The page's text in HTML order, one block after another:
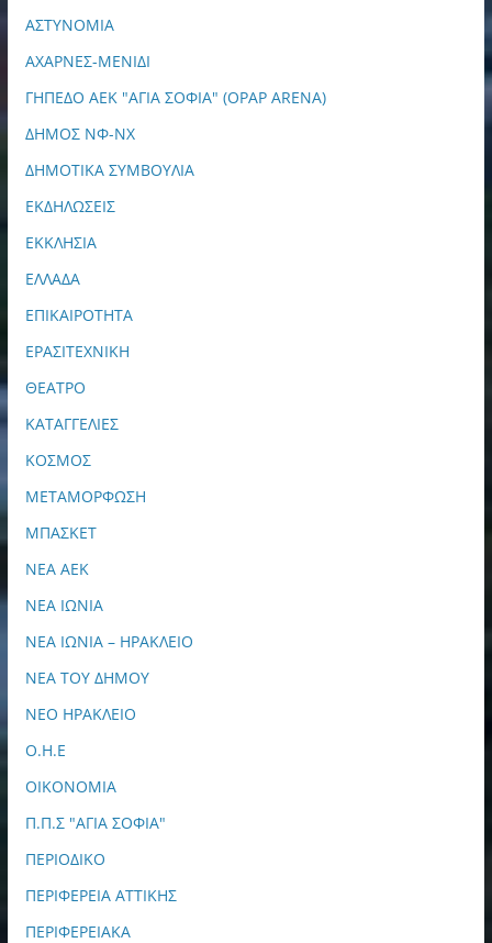
ΑΣΤΥΝΟΜΙΑ
ΑΧΑΡΝΕΣ-ΜΕΝΙΔΙ
ΓΗΠΕΔΟ ΑΕΚ "ΑΓΙΑ ΣΟΦΙΑ" (OPAP ARENA)
ΔΗΜΟΣ ΝΦ-ΝΧ
ΔΗΜΟΤΙΚΑ ΣΥΜΒΟΥΛΙΑ
ΕΚΔΗΛΩΣΕΙΣ
ΕΚΚΛΗΣΙΑ
ΕΛΛΑΔΑ
ΕΠΙΚΑΙΡΟΤΗΤΑ
ΕΡΑΣΙΤΕΧΝΙΚΗ
ΘΕΑΤΡΟ
ΚΑΤΑΓΓΕΛΙΕΣ
ΚΟΣΜΟΣ
ΜΕΤΑΜΟΡΦΩΣΗ
ΜΠΑΣΚΕΤ
ΝΕΑ ΑΕΚ
ΝΕΑ ΙΩΝΙΑ
ΝΕΑ ΙΩΝΙΑ – ΗΡΑΚΛΕΙΟ
ΝΕΑ ΤΟΥ ΔΗΜΟΥ
ΝΕΟ ΗΡΑΚΛΕΙΟ
Ο.Η.Ε
ΟΙΚΟΝΟΜΙΑ
Π.Π.Σ "ΑΓΙΑ ΣΟΦΙΑ"
ΠΕΡΙΟΔΙΚΟ
ΠΕΡΙΦΕΡΕΙΑ ΑΤΤΙΚΗΣ
ΠΕΡΙΦΕΡΕΙΑΚΑ